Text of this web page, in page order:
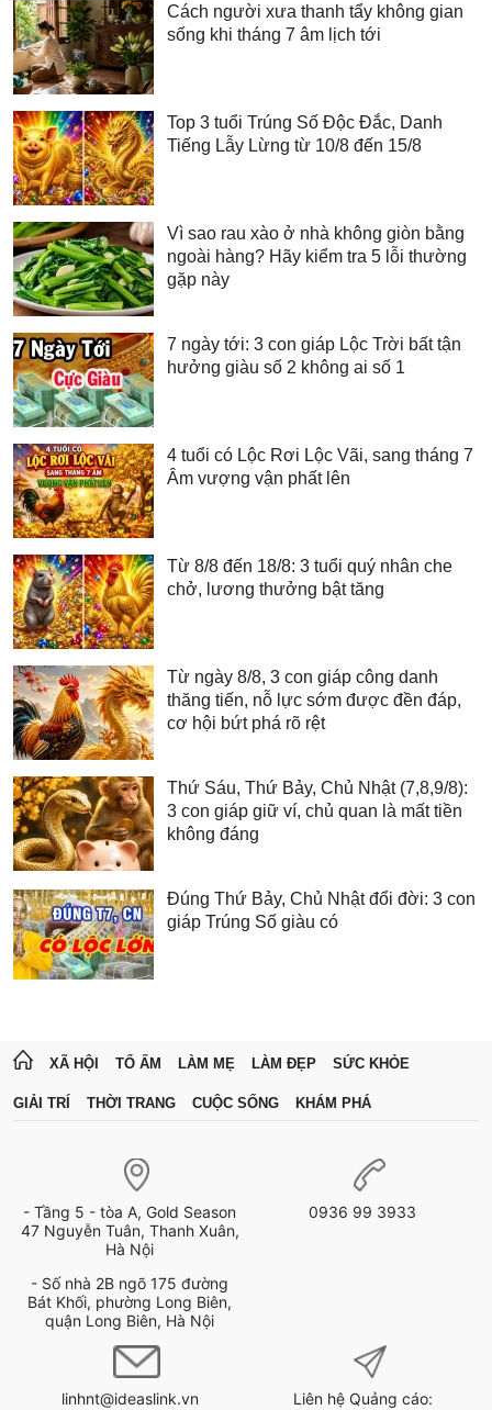
Cách người xưa thanh tẩy không gian
sống khi tháng 7 âm lịch tới
Top 3 tuổi Trúng Số Độc Đắc, Danh
Tiếng Lẫy Lừng từ 10/8 đến 15/8
Vì sao rau xào ở nhà không giòn bằng
ngoài hàng? Hãy kiểm tra 5 lỗi thường
gặp này
7 ngày tới: 3 con giáp Lộc Trời bất tận
hưởng giàu số 2 không ai số 1
4 tuổi có Lộc Rơi Lộc Vãi, sang tháng 7
Âm vượng vận phất lên
Từ 8/8 đến 18/8: 3 tuổi quý nhân che
chở, lương thưởng bật tăng
Từ ngày 8/8, 3 con giáp công danh
thăng tiến, nỗ lực sớm được đền đáp,
cơ hội bứt phá rõ rệt
Thứ Sáu, Thứ Bảy, Chủ Nhật (7,8,9/8):
3 con giáp giữ ví, chủ quan là mất tiền
không đáng
Đúng Thứ Bảy, Chủ Nhật đổi đời: 3 con
giáp Trúng Số giàu có
XÃ HỘI TỔ ẤM LÀM MẸ LÀM ĐẸP SỨC KHỎE
GIẢI TRÍ THỜI TRANG CUỘC SỐNG KHÁM PHÁ
- Tầng 5 - tòa A, Gold Season
47 Nguyễn Tuân, Thanh Xuân,
Hà Nội
- Số nhà 2B ngõ 175 đường
Bát Khối, phường Long Biên,
quận Long Biên, Hà Nội
0936 99 3933
linhnt@ideaslink.vn
Liên hệ Quảng cáo: